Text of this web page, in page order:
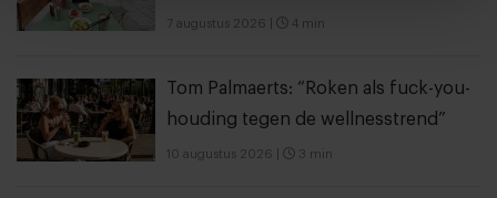
7 augustus 2026 4 min
Tom Palmaerts: “Roken als fuck-you-
houding tegen de wellnesstrend”
10 augustus 2026 3 min